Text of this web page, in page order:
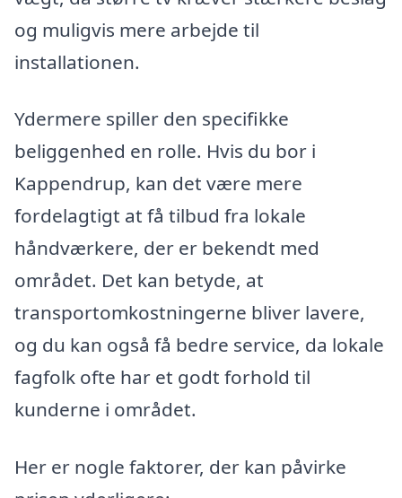
og muligvis mere arbejde til
installationen.
Ydermere spiller den specifikke
beliggenhed en rolle. Hvis du bor i
Kappendrup, kan det være mere
fordelagtigt at få tilbud fra lokale
håndværkere, der er bekendt med
området. Det kan betyde, at
transportomkostningerne bliver lavere,
og du kan også få bedre service, da lokale
fagfolk ofte har et godt forhold til
kunderne i området.
Her er nogle faktorer, der kan påvirke